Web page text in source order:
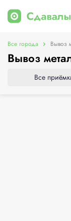
Все города Вывоз
Вывоз
Все